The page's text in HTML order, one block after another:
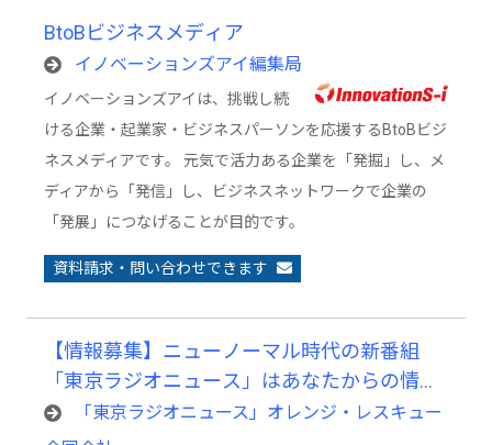
BtoBビジネスメディア
イノベーションズアイ編集局
イノベーションズアイは、挑戦し続
ける企業・起業家・ビジネスパーソンを応援するBtoBビジ
ネスメディアです。 元気で活力ある企業を「発掘」し、メ
ディアから「発信」し、ビジネスネットワークで企業の
「発展」につなげることが目的です。
資料請求・問い合わせできます
【情報募集】ニューノーマル時代の新番組
「東京ラジオニュース」はあなたからの情報
提供をお待ちしています。
「東京ラジオニュース」オレンジ・レスキュー